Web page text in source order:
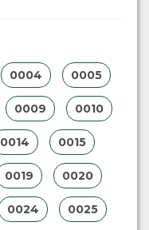
0004 0005
0009 0010
0014 0015
0019 0020
0024 0025